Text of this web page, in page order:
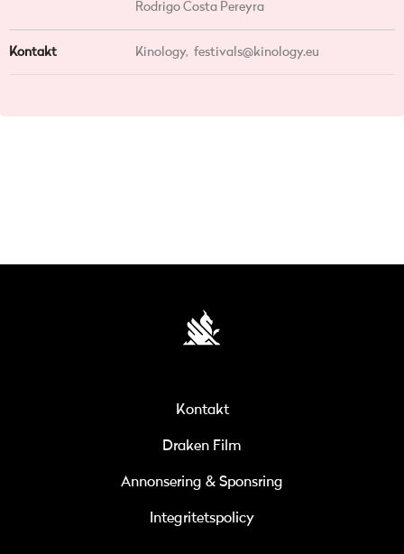
Rodrigo Costa Pereyra
Kontakt Kinology, festivals@kinology.eu
Kontakt
Draken Film
Annonsering & Sponsring
Integritetspolicy